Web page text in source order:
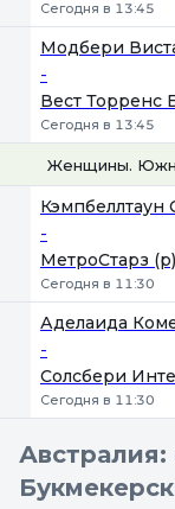
Сегодня в 13:45
Модбери
-
Вест Торренс
Сегодня в 13:45
Женщины.
Кэмпбеллтаун
-
МетроСтарз
Сегодня в 11:30
Аделаида
-
Солсбери
Сегодня в 11:30
Австралия: